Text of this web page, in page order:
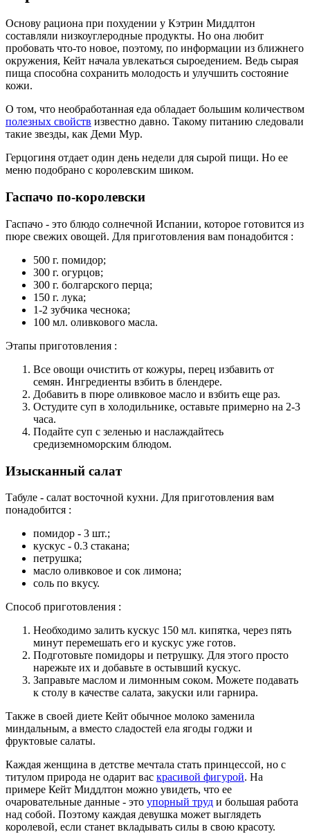
Основу рациона при похудении у Кэтрин Миддлтон
составляли низкоуглеродные продукты. Но она любит
пробовать что-то новое, поэтому, по информации из ближнего
окружения, Кейт начала увлекаться сыроедением. Ведь сырая
пища способна сохранить молодость и улучшить состояние
кожи.
О том, что необработанная еда обладает большим количеством
полезных свойств известно давно. Такому питанию следовали
такие звезды, как Деми Мур.
Герцогиня отдает один день недели для сырой пищи. Но ее
меню подобрано с королевским шиком.
Гаспачо по-королевски
Гаспачо - это блюдо солнечной Испании, которое готовится из
пюре свежих овощей. Для приготовления вам понадобится :
500 г. помидор;
300 г. огурцов;
300 г. болгарского перца;
150 г. лука;
1-2 зубчика чеснока;
100 мл. оливкового масла.
Этапы приготовления :
Все овощи очистить от кожуры, перец избавить от
семян. Ингредиенты взбить в блендере.
Добавить в пюре оливковое масло и взбить еще раз.
Остудите суп в холодильнике, оставьте примерно на 2-3
часа.
Подайте суп с зеленью и наслаждайтесь
средиземноморским блюдом.
Изысканный салат
Табуле - салат восточной кухни. Для приготовления вам
понадобится :
помидор - 3 шт.;
кускус - 0.3 стакана;
петрушка;
масло оливковое и сок лимона;
соль по вкусу.
Способ приготовления :
Необходимо залить кускус 150 мл. кипятка, через пять
минут перемешать его и кускус уже готов.
Подготовьте помидоры и петрушку. Для этого просто
нарежьте их и добавьте в остывший кускус.
Заправьте маслом и лимонным соком. Можете подавать
к столу в качестве салата, закуски или гарнира.
Также в своей диете Кейт обычное молоко заменила
миндальным, а вместо сладостей ела ягоды годжи и
фруктовые салаты.
Каждая женщина в детстве мечтала стать принцессой, но с
титулом природа не одарит вас красивой фигурой. На
примере Кейт Миддлтон можно увидеть, что ее
очаровательные данные - это упорный труд и большая работа
над собой. Поэтому каждая девушка может выглядеть
королевой, если станет вкладывать силы в свою красоту.